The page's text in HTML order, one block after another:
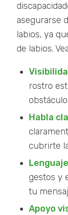
asegurarse
labios, ya
de labios.
rostro
Habla
cubrirte
gestos y
tu
Apoyo